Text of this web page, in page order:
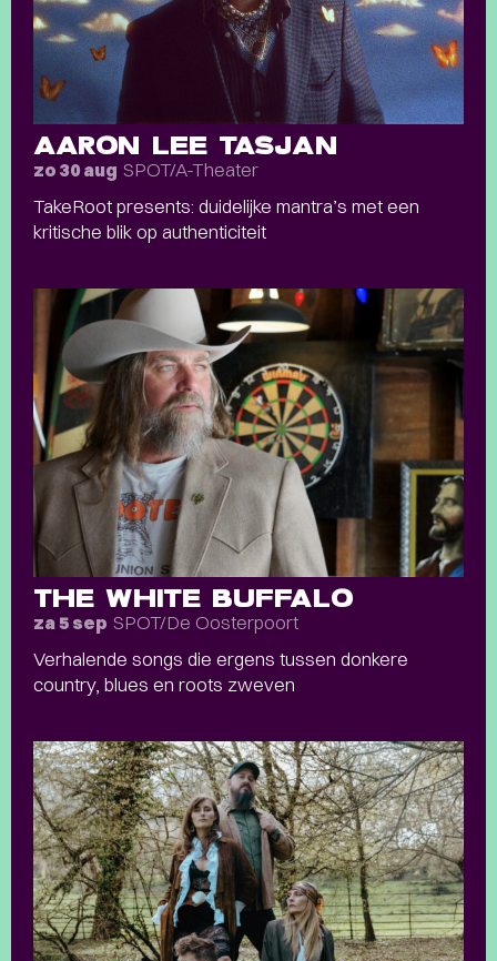
AARON LEE TASJAN
zo 30 aug SPOT/A-Theater
TakeRoot presents: duidelijke mantra’s met een
kritische blik op authenticiteit
THE WHITE BUFFALO
za 5 sep SPOT/De Oosterpoort
Verhalende songs die ergens tussen donkere
country, blues en roots zweven